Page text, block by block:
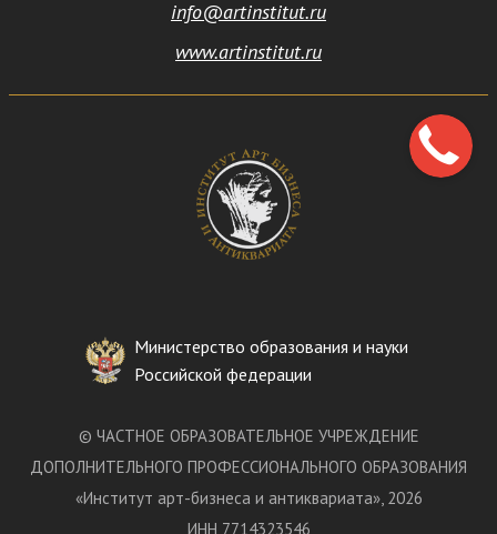
info@artinstitut.ru
www.artinstitut.ru
Министерство образования и науки
Российской федерации
© ЧАСТНОЕ ОБРАЗОВАТЕЛЬНОЕ УЧРЕЖДЕНИЕ
ДОПОЛНИТЕЛЬНОГО ПРОФЕССИОНАЛЬНОГО ОБРАЗОВАНИЯ
«Институт арт-бизнеса и антиквариата», 2026
ИНН 7714323546